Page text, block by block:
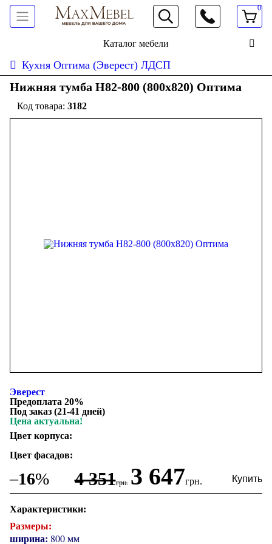
066 472 19 61
0
Каталог мебели
Кухня Оптима (Эверест) ЛДСП
Нижняя тумба Н82-800 (800x820) Оптима
3182
Эверест
Предоплата 20%
Под заказ (21-41 дней)
Цена актуальна!
Цвет корпуса:
Цвет фасадов:
–16% 4 351грн. 3 647грн.
Характеристики:
Размеры:
ширина: 800 мм